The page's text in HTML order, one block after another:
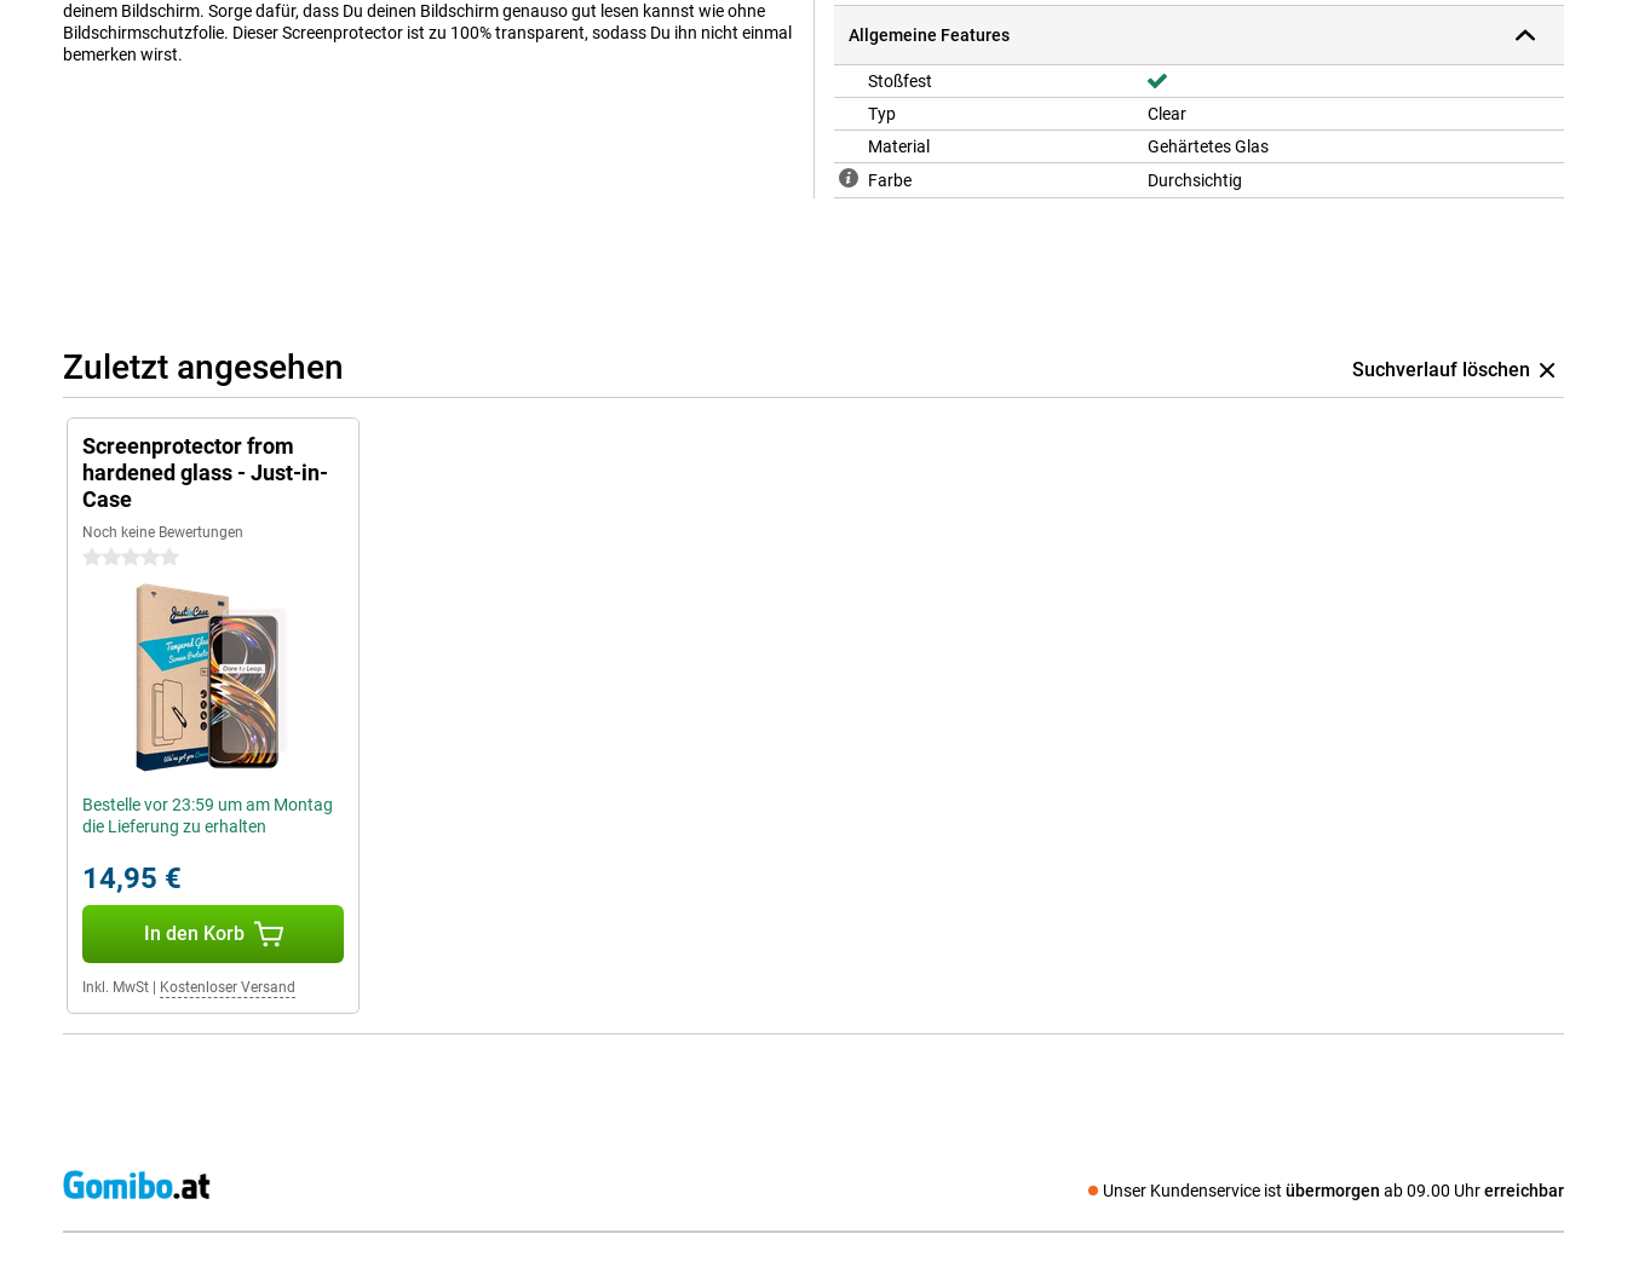
deinem Bildschirm. Sorge dafür, dass Du deinen Bildschirm genauso gut lesen kannst wie ohne
Bildschirmschutzfolie. Dieser Screenprotector ist zu 100% transparent, sodass Du ihn nicht einmal
bemerken wirst.
Allgemeine Features
Stoßfest
Typ
Clear
Material
Gehärtetes Glas
Farbe
Durchsichtig
Zuletzt angesehen Suchverlauf löschen
Screenprotector from
hardened glass - Just-in-
Case
Noch keine Bewertungen
0 Sterne
Bestelle vor 23:59 um am Montag
die Lieferung zu erhalten
14,95 €
In den Korb
Inkl. MwSt Kostenloser Versand
Unser Kundenservice ist übermorgen ab 09.00 Uhrerreichbar
Social media